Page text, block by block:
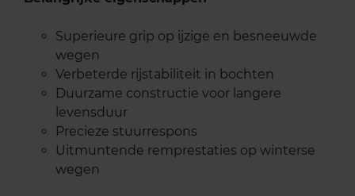
Superieure grip op ijzige en besneeuwde
wegen
Verbeterde rijstabiliteit in bochten
Duurzame constructie voor langere
levensduur
Precieze stuurrespons
Uitmuntende remprestaties op winterse
wegen